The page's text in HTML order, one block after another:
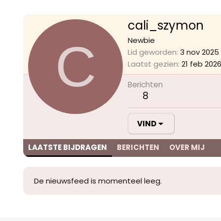
C
cali_szymon
Newbie
Lid geworden 3 nov 2025
Laatst gezien 21 feb 2026
Berichten
8
VIND
LAATSTE BIJDRAGEN BERICHTEN OVER MIJ
De nieuwsfeed is momenteel leeg.